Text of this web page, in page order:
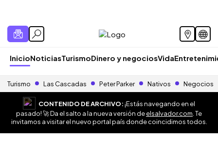
InicioNoticiasTurismoDinero y negociosVida
Turismo Las Cascadas Peter Parker Nativos Negocios
CONTENIDO DE ARCHIVO:¡Estás navegando en el
pasado! 🚀 Da el salto a la nueva versión deelsalvador.com . Te
invitamos a visitar el nuevo portal país donde coincidimos todos.